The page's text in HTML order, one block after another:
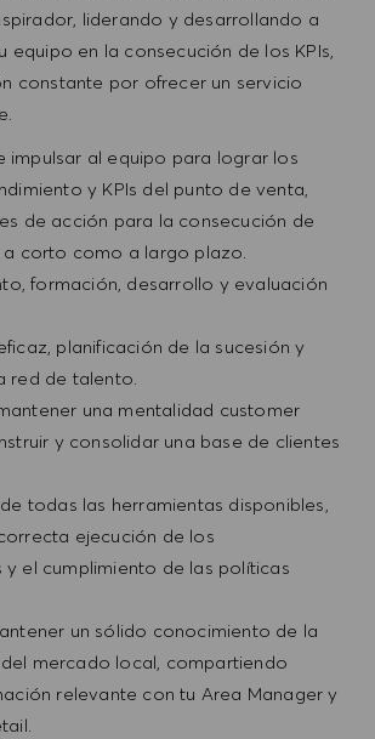
liderando y desarrollando a
equipo en la consecución de los KPIs,
constante por ofrecer un servicio
impulsar al equipo para lograr los
y KPIs del punto de venta,
de acción para la consecución de
corto como a largo plazo.
formación, desarrollo y evaluación
planificación de la sucesión y
red de talento.
una mentalidad customer
y consolidar una base de clientes
todas las herramientas disponibles,
ejecución de los
el cumplimiento de las políticas
un sólido conocimiento de la
mercado local, compartiendo
relevante con tu Area Manager y